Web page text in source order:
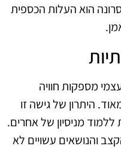
הוא העלות הכספית
מספקות חוויה
היתרון של גישה זו
מניסיון של אחרים.
והנושאים עשויים לא